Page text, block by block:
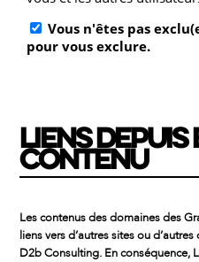
LIENS DEPUIS
CONTENU
Les contenus des domaines des
liens vers d’autres sites ou
D2b Consulting. En conséquence,